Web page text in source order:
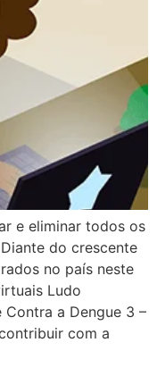
e eliminar todos os
do crescente
no país neste
Ludo
a Dengue 3 –
com a